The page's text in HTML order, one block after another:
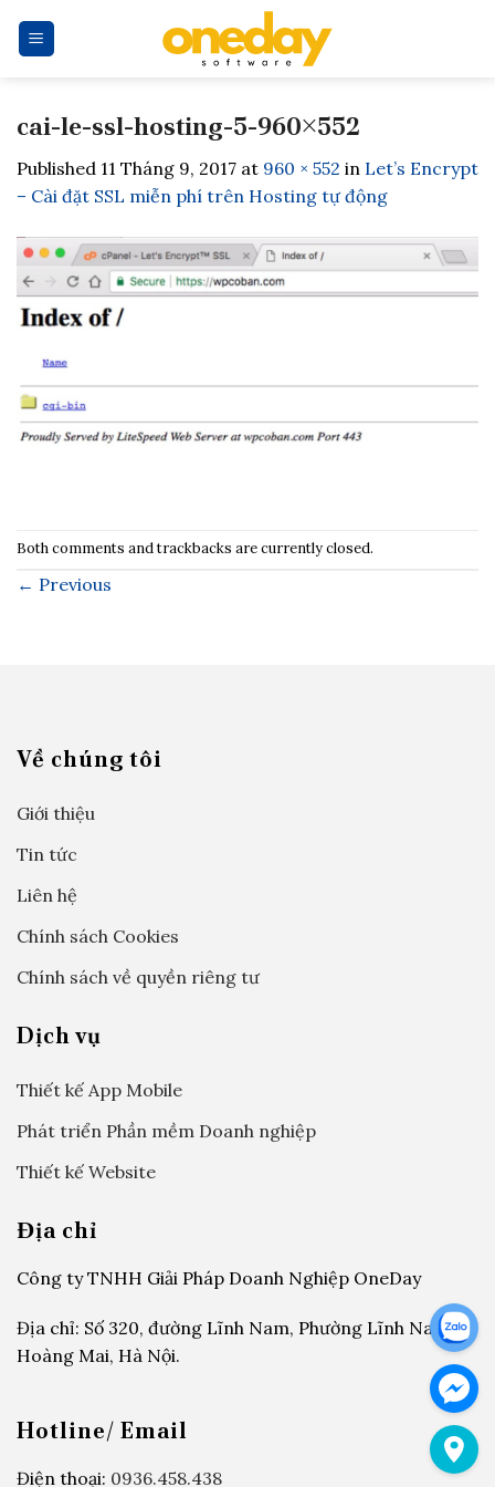
cai-le-ssl-hosting-5-960×552
Published 11 Tháng 9, 2017 at 960 × 552 in Let’s Encrypt
– Cài đặt SSL miễn phí trên Hosting tự động
Both comments and trackbacks are currently closed.
← Previous
Về chúng tôi
Giới thiệu
Tin tức
Liên hệ
Chính sách Cookies
Chính sách về quyền riêng tư
Dịch vụ
Thiết kế App Mobile
Phát triển Phần mềm Doanh nghiệp
Thiết kế Website
Địa chỉ
Công ty TNHH Giải Pháp Doanh Nghiệp OneDay
Địa chỉ: Số 320, đường Lĩnh Nam, Phường Lĩnh Nam,
Hoàng Mai, Hà Nội.
Hotline/ Email
Điện thoại: 0936.458.438